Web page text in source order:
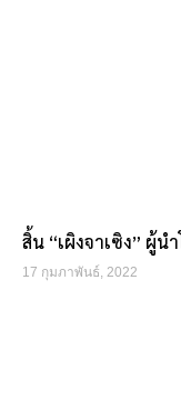
สิ้น “เผิงจาเซิง” ผู้น
17 กุมภาพันธ์, 2022